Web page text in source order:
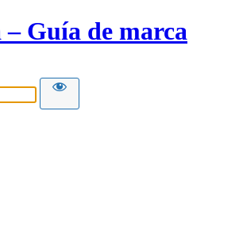
Guía de marca